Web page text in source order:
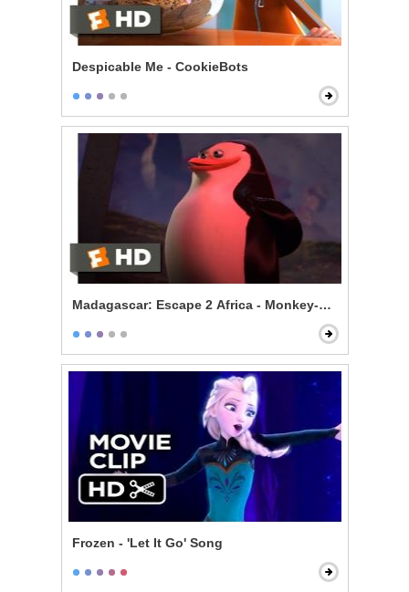
Despicable Me - CookieBots
Madagascar: Escape 2 Africa - Monkey-Powered
Frozen - 'Let It Go' Song